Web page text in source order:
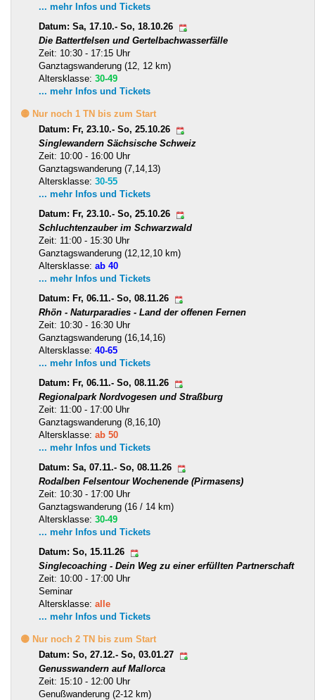
... mehr Infos und Tickets
Datum: Sa, 17.10.- So, 18.10.26
Die Battertfelsen und Gertelbachwasserfälle
Zeit: 10:30 - 17:15 Uhr
Ganztagswanderung (12, 12 km)
Altersklasse: 30-49
... mehr Infos und Tickets
🟡 Nur noch 1 TN bis zum Start
Datum: Fr, 23.10.- So, 25.10.26
Singlewandern Sächsische Schweiz
Zeit: 10:00 - 16:00 Uhr
Ganztagswanderung (7,14,13)
Altersklasse: 30-55
... mehr Infos und Tickets
Datum: Fr, 23.10.- So, 25.10.26
Schluchtenzauber im Schwarzwald
Zeit: 11:00 - 15:30 Uhr
Ganztagswanderung (12,12,10 km)
Altersklasse: ab 40
... mehr Infos und Tickets
Datum: Fr, 06.11.- So, 08.11.26
Rhön - Naturparadies - Land der offenen Fernen
Zeit: 10:30 - 16:30 Uhr
Ganztagswanderung (16,14,16)
Altersklasse: 40-65
... mehr Infos und Tickets
Datum: Fr, 06.11.- So, 08.11.26
Regionalpark Nordvogesen und Straßburg
Zeit: 11:00 - 17:00 Uhr
Ganztagswanderung (8,16,10)
Altersklasse: ab 50
... mehr Infos und Tickets
Datum: Sa, 07.11.- So, 08.11.26
Rodalben Felsentour Wochenende (Pirmasens)
Zeit: 10:30 - 17:00 Uhr
Ganztagswanderung (16 / 14 km)
Altersklasse: 30-49
... mehr Infos und Tickets
Datum: So, 15.11.26
Singlecoaching - Dein Weg zu einer erfüllten Partnerschaft
Zeit: 10:00 - 17:00 Uhr
Seminar
Altersklasse: alle
... mehr Infos und Tickets
🟡 Nur noch 2 TN bis zum Start
Datum: So, 27.12.- So, 03.01.27
Genusswandern auf Mallorca
Zeit: 15:10 - 12:00 Uhr
Genußwanderung (2-12 km)